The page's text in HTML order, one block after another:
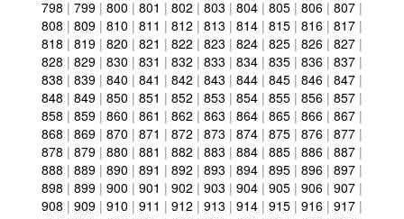
798 | 799 | 800 | 801 | 802 | 803 | 804 | 805 | 806 | 807 |
808 | 809 | 810 | 811 | 812 | 813 | 814 | 815 | 816 | 817 |
818 | 819 | 820 | 821 | 822 | 823 | 824 | 825 | 826 | 827 |
828 | 829 | 830 | 831 | 832 | 833 | 834 | 835 | 836 | 837 |
838 | 839 | 840 | 841 | 842 | 843 | 844 | 845 | 846 | 847 |
848 | 849 | 850 | 851 | 852 | 853 | 854 | 855 | 856 | 857 |
858 | 859 | 860 | 861 | 862 | 863 | 864 | 865 | 866 | 867 |
868 | 869 | 870 | 871 | 872 | 873 | 874 | 875 | 876 | 877 |
878 | 879 | 880 | 881 | 882 | 883 | 884 | 885 | 886 | 887 |
888 | 889 | 890 | 891 | 892 | 893 | 894 | 895 | 896 | 897 |
898 | 899 | 900 | 901 | 902 | 903 | 904 | 905 | 906 | 907 |
908 | 909 | 910 | 911 | 912 | 913 | 914 | 915 | 916 | 917 |